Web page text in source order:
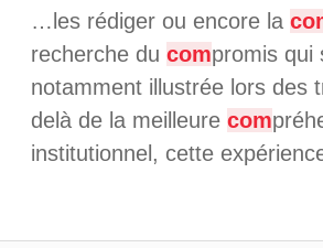
…les rédiger ou encore la
recherche du compromis qui
notamment illustrée lors des
delà de la meilleure com
institutionnel, cette